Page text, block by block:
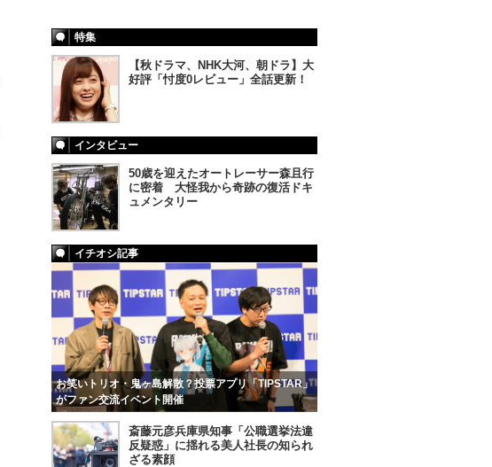
特集
【秋ドラマ、NHK大河、朝ドラ】大
好評「忖度0レビュー」全話更新！
インタビュー
50歳を迎えたオートレーサー森且行
に密着 大怪我から奇跡の復活ドキ
ュメンタリー
イチオシ記事
お笑いトリオ・鬼ヶ島解散？投票アプリ「TIPSTAR」
がファン交流イベント開催
斎藤元彦兵庫県知事「公職選挙法違
反疑惑」に揺れる美人社長の知られ
ざる素顔